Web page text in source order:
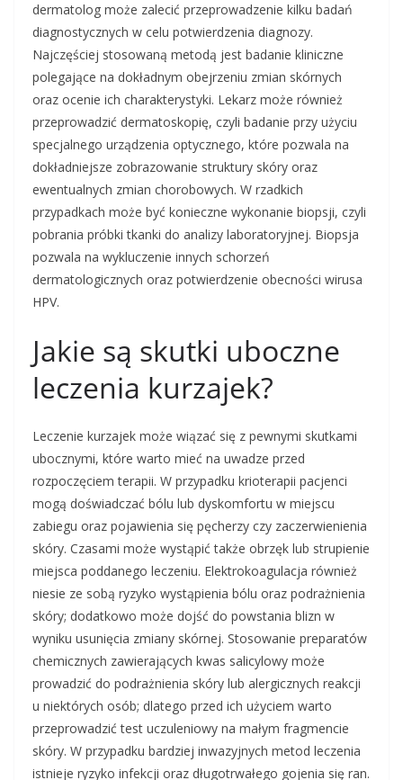
dermatolog może zalecić przeprowadzenie kilku badań
diagnostycznych w celu potwierdzenia diagnozy.
Najczęściej stosowaną metodą jest badanie kliniczne
polegające na dokładnym obejrzeniu zmian skórnych
oraz ocenie ich charakterystyki. Lekarz może również
przeprowadzić dermatoskopię, czyli badanie przy użyciu
specjalnego urządzenia optycznego, które pozwala na
dokładniejsze zobrazowanie struktury skóry oraz
ewentualnych zmian chorobowych. W rzadkich
przypadkach może być konieczne wykonanie biopsji, czyli
pobrania próbki tkanki do analizy laboratoryjnej. Biopsja
pozwala na wykluczenie innych schorzeń
dermatologicznych oraz potwierdzenie obecności wirusa
HPV.
Jakie są skutki uboczne
leczenia kurzajek?
Leczenie kurzajek może wiązać się z pewnymi skutkami
ubocznymi, które warto mieć na uwadze przed
rozpoczęciem terapii. W przypadku krioterapii pacjenci
mogą doświadczać bólu lub dyskomfortu w miejscu
zabiegu oraz pojawienia się pęcherzy czy zaczerwienienia
skóry. Czasami może wystąpić także obrzęk lub strupienie
miejsca poddanego leczeniu. Elektrokoagulacja również
niesie ze sobą ryzyko wystąpienia bólu oraz podrażnienia
skóry; dodatkowo może dojść do powstania blizn w
wyniku usunięcia zmiany skórnej. Stosowanie preparatów
chemicznych zawierających kwas salicylowy może
prowadzić do podrażnienia skóry lub alergicznych reakcji
u niektórych osób; dlatego przed ich użyciem warto
przeprowadzić test uczuleniowy na małym fragmencie
skóry. W przypadku bardziej inwazyjnych metod leczenia
istnieje ryzyko infekcji oraz długotrwałego gojenia się ran.